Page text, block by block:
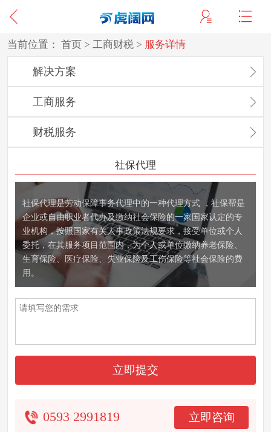
当前位置： 首页 > 工商财税 > 服务详情
解决方案
工商服务
财税服务
社保代理
社保代理是劳动保障事务代理中的一种代理方式 ，社保帮是
企业或自由职业者代办及缴纳社会保险的一家国家认定的专
业机构，按照国家有关人事政策法规要求，接受单位或个人
委托，在其服务项目范围内，为个人或单位缴纳养老保险、
生育保险、医疗保险、失业保险及工伤保险等社会保险的费
用。
立即提交
0593 2991819 立即咨询